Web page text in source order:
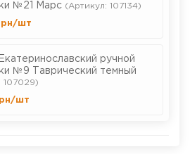
№21 Марс (Артикул: 107134)
/шт
ручной
№9 Таврический темный
107029)
/шт